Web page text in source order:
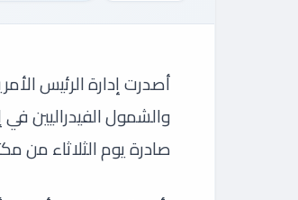
أصدرت إدارة الرئيس
والشمول الفيدراليين
صادرة يوم الثلاثاء من